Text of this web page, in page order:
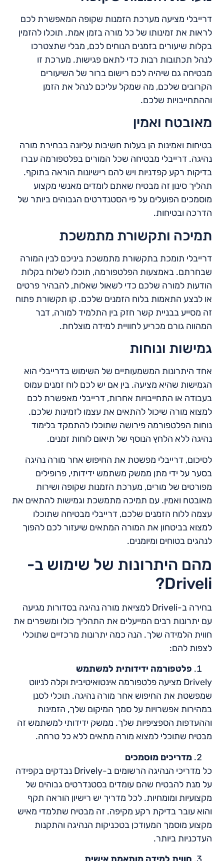
דרייבלי מציעה מערכת הזמנות שקופה המאפשרת לכם
לראות את זמינותו של כל מורה בזמן אמת. תוכלו להזמין
בקלות שיעורים בזמנים הנוחים לכם, מבלי שתצטרכו
לנהל תכתובות רבות כדי לתאם פגישות. מערכת זו
מבטיחה גם שיהיה לכם רישום ברור של השיעורים
הקרובים שלכם, מה שמקל עליכם לנהל את הזמן
וההתחייבויות שלכם.
מאובטח ואמין
בטיחות ואמינות הן בעלות חשיבות עליונה בבחירת מורה
נהיגה. דרייבלי מבטיחה שכל המורים בפלטפורמה עברו
בדיקות רקע קפדניות ויש להם רישיונות הוראה בתוקף.
תהליך סינון זה מבטיח שאתם לומדים מאנשי מקצוע
מוסמכים הפועלים על פי הסטנדרטים הגבוהים ביותר של
הדרכה ובטיחות.
תמיכה ותקשורת מתמשכת
דרייבלי תומכת בתקשורת מתמשכת ביניכם לבין המורה
שבחרתם. באמצעות הפלטפורמה, תוכלו לשלוח בקלות
הודעות למורה שלכם כדי לשאול שאלות, להבהיר פרטים
או לבצע התאמות בלוח הזמנים שלכם. קו תקשורת פתוח
זה מסייע בבניית קשר חזק בין התלמיד למורה, דבר
המהווה גורם מכריע לחוויית למידה מוצלחת.
גמישות ונוחות
אחד היתרונות המשמעותיים של השימוש בדרייבלי הוא
הגמישות שהיא מציעה. בין אם יש לכם לוח זמנים עמוס
בעבודה או התחייבויות אחרות, דרייבלי מאפשרת לכם
למצוא מורה שיכול להתאים את עצמו לזמינות שלכם.
נוחות הפלטפורמה פירושה שתוכלו להתמקד בלימוד
נהיגה ללא הלחץ הנוסף של תיאום לוחות זמנים.
לסיכום, דרייבלי מפשטת את החיפוש אחר מורה נהיגה
בסער על ידי מתן ממשק משתמש ידידותי, פרופילים
מפורטים של מורים, מערכת הזמנות שקופה ושירות
מאובטח ואמין. עם תמיכה מתמשכת וגמישות להתאים את
עצמה ללוח הזמנים שלכם, דרייבלי מבטיחה שתוכלו
למצוא בביטחון את המורה המתאים שיעזור לכם להפוך
לנהגים בטוחים ומיומנים.
מהם היתרונות של שימוש ב-
Driveli?
בחירה ב-Driveli למציאת מורה נהיגה בסדורות מגיעה
עם יתרונות רבים המייעלים את התהליך כולו ומשפרים את
חווית הלמידה שלך. הנה כמה יתרונות מרכזיים שתוכלי
לצפות להם:
פלטפורמה ידידותית למשתמש
Drively מציעה פלטפורמה אינטואיטיבית וקלה לניווט
שמפשטת את החיפוש אחר מורה נהיגה. תוכלי לסנן
במהירות אפשרויות על סמך המיקום שלך, הזמינות
וההעדפות הספציפיות שלך. ממשק ידידותי למשתמש זה
מבטיח שתוכלי למצוא מורה מתאים ללא כל טרחה.
מדריכים מוסמכים
כל מדריכי הנהיגה הרשומים ב-Drively נבדקים בקפידה
על מנת להבטיח שהם עומדים בסטנדרטים גבוהים של
מקצועיות ומומחיות. לכל מדריך יש רישיון הוראה תקף
והוא עובר בדיקת רקע מקיפה. זה מבטיח שתלמדי מאיש
מקצוע מוסמך המעודכן בטכניקות הנהיגה והתקנות
העדכניות ביותר.